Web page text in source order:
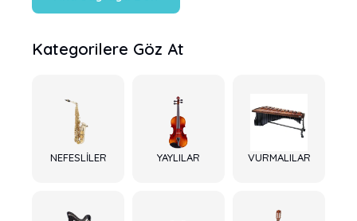
Kategorilere Göz At
NEFESLİLER YAYLILAR VURMALILAR